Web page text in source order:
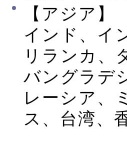
【アジア】
インド、イ
リランカ、
バングラデ
レーシア、
ス、台湾、